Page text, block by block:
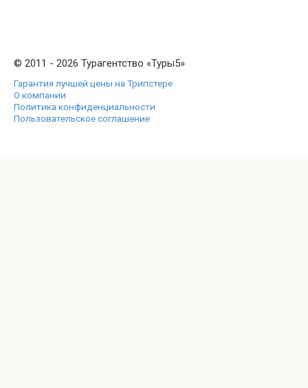
© 2011 - 2026 Турагентство «Туры5»
Гарантия лучшей цены на Трипстере
О компании
Политика конфиденциальности
Пользовательское соглашение